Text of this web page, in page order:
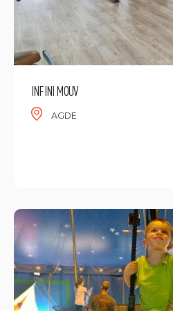
INFINI MOUV
AGDE